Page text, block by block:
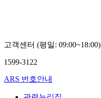
고객센터 (평일: 09:00~18:00)
1599-3122
ARS 번호안내